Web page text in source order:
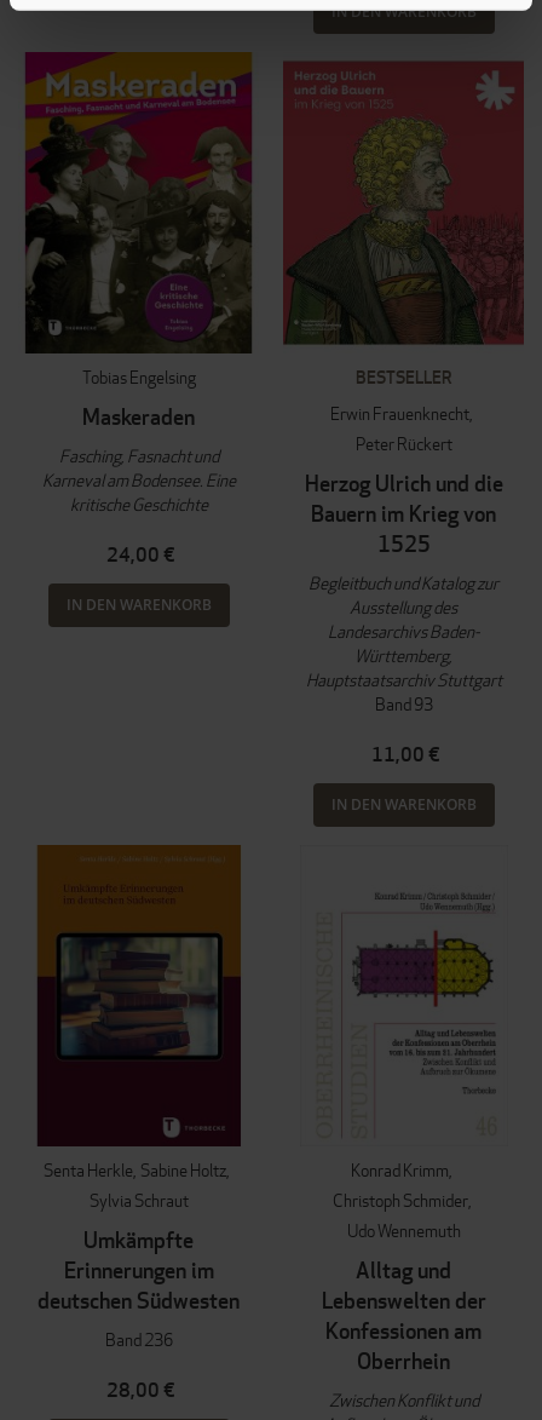
IN DEN WARENKORB
Tobias Engelsing
Maskeraden
Fasching, Fasnacht und
Karneval am Bodensee. Eine
kritische Geschichte
24,00 €
IN DEN WARENKORB
BESTSELLER
Erwin Frauenknecht
Peter Rückert
Herzog Ulrich und die
Bauern im Krieg von
1525
Begleitbuch und Katalog zur
Ausstellung des
Landesarchivs Baden-
Württemberg,
Hauptstaatsarchiv Stuttgart
Band 93
11,00 €
IN DEN WARENKORB
Senta Herkle Sabine Holtz
Sylvia Schraut
Umkämpfte
Erinnerungen im
deutschen Südwesten
Band 236
28,00 €
Konrad Krimm
Christoph Schmider
Udo Wennemuth
Alltag und
Lebenswelten der
Konfessionen am
Oberrhein
Zwischen Konflikt und